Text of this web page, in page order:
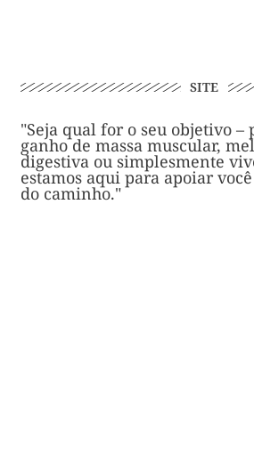
SITE
"Seja qual for o seu objetivo –
ganho de massa muscular,
digestiva ou simplesmente
estamos aqui para apoiar
do caminho."